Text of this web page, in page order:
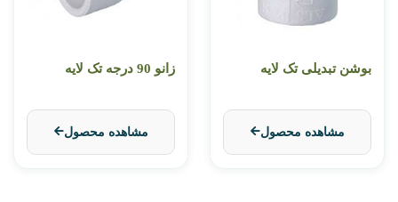
بوشن تبدیلی تک لایه
مشاهده محصول
زانو 90 درجه تک لایه
مشاهده محصول